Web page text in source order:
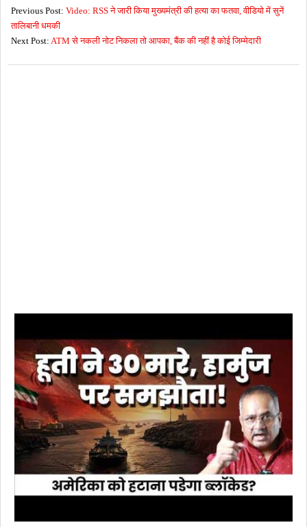
03-
03
Previous Post: Video: RSS ने जारी किया मुख्यमंत्री की हत्या का फतवा, वीडियो में सुनें
तालिबानी धमकी
Next Post: ATM से नकली नोट निकला तो आपका, बैंक की नहीं है कोई जिम्मेदारी